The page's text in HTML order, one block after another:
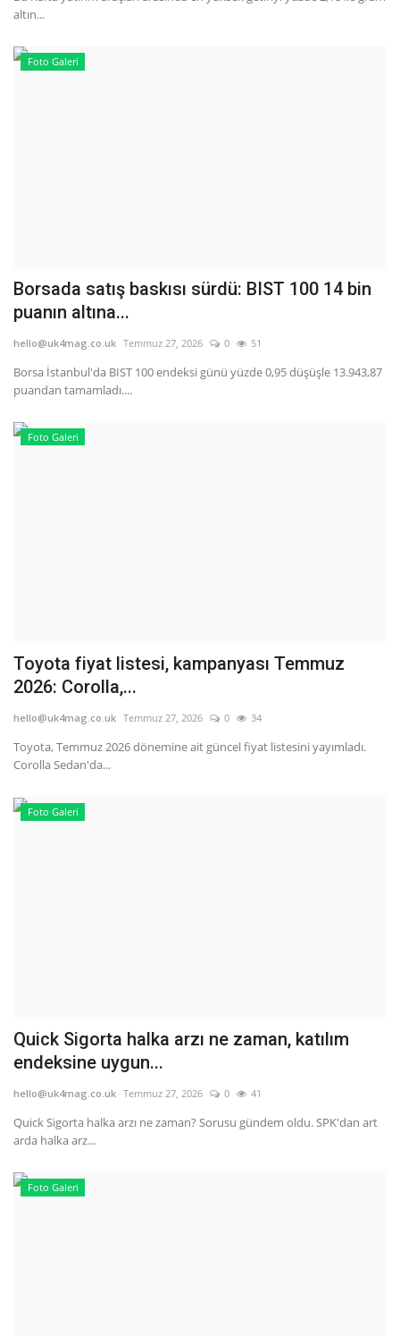
altın...
Foto Galeri
Borsada satış baskısı sürdü: BIST 100 14 bin
puanın altına...
hello@uk4mag.co.uk Temmuz 27, 2026 0 51
Borsa İstanbul'da BIST 100 endeksi günü yüzde 0,95 düşüşle 13.943,87
puandan tamamladı....
Foto Galeri
Toyota fiyat listesi, kampanyası Temmuz
2026: Corolla,...
hello@uk4mag.co.uk Temmuz 27, 2026 0 34
Toyota, Temmuz 2026 dönemine ait güncel fiyat listesini yayımladı.
Corolla Sedan'da...
Foto Galeri
Quick Sigorta halka arzı ne zaman, katılım
endeksine uygun...
hello@uk4mag.co.uk Temmuz 27, 2026 0 41
Quick Sigorta halka arzı ne zaman? Sorusu gündem oldu. SPK'dan art
arda halka arz...
Foto Galeri